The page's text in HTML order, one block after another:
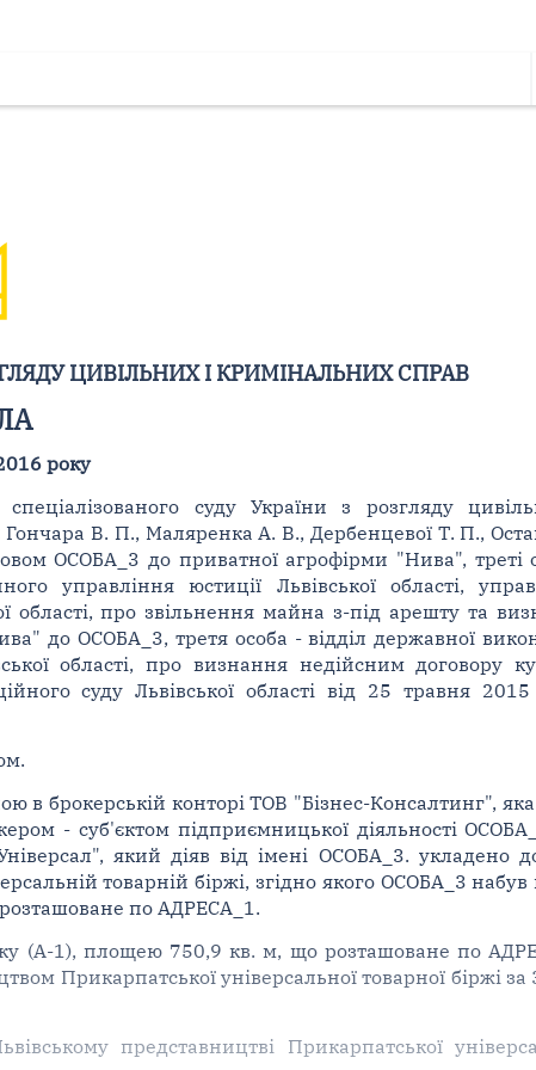
ЦИВІЛЬНИХ І КРИМІНАЛЬНИХ СПРАВ
року
суду України з розгляду
В. П., Маляренка А. В., Дербенцевої Т. П.,
ОСОБА_3 до приватної агрофірми "Нива", треті
управління юстиції Львівської області,
області, про звільнення майна з-під арешту та
до ОСОБА_3, третя особа - відділ державної
області, про визнання недійсним договору
суду Львівської області від 25 травня 2015
брокерській конторі ТОВ "Бізнес-Консалтинг", яка
- суб'єктом підприємницької діяльності
який діяв від імені ОСОБА_3. укладено
товарній біржі, згідно якого ОСОБА_3 набув
по АДРЕСА_1.
(А-1), площею 750,9 кв. м, що розташоване по
Прикарпатської універсальної товарної біржі за
представництві Прикарпатської